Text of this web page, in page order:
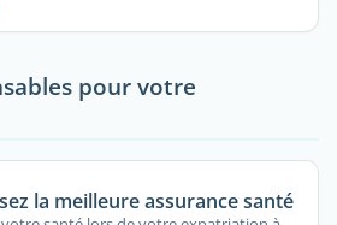
pour votre
la meilleure assurance santé